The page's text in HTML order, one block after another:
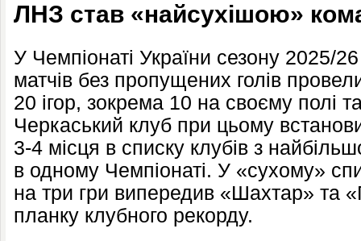
ЛНЗ став «найсухішою»
У Чемпіонаті України сезону 2025/26
матчів без пропущених голів
20 ігор, зокрема 10 на своєму полі
Черкаський клуб при цьому
3-4 місця в списку клубів з
в одному Чемпіонаті. У «сухому»
на три гри випередив «Шахтар» та
планку клубного рекорду.